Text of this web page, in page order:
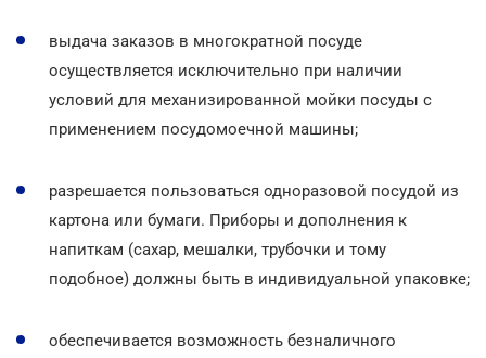
выдача заказов в многократной посуде
осуществляется исключительно при наличии
условий для механизированной мойки посуды с
применением посудомоечной машины;
разрешается пользоваться одноразовой посудой из
картона или бумаги. Приборы и дополнения к
напиткам (сахар, мешалки, трубочки и тому
подобное) должны быть в индивидуальной упаковке;
обеспечивается возможность безналичного